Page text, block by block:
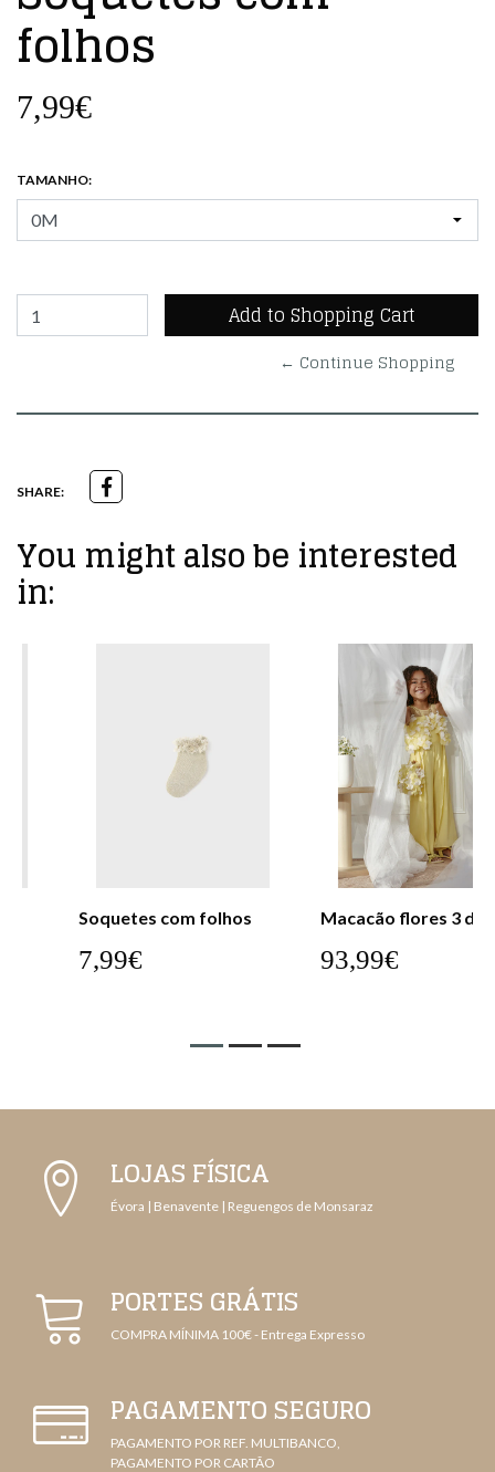
folhos
7,99€
TAMANHO:
← Continue Shopping
SHARE:
You might also be interested
in:
Soquetes com folhos
7,99€
Macacão flores 3 d
93,99€
LOJAS FÍSICA
Évora | Benavente | Reguengos de Monsaraz
PORTES GRÁTIS
COMPRA MÍNIMA 100€ - Entrega Expresso
PAGAMENTO SEGURO
PAGAMENTO POR REF. MULTIBANCO,
PAGAMENTO POR CARTÃO